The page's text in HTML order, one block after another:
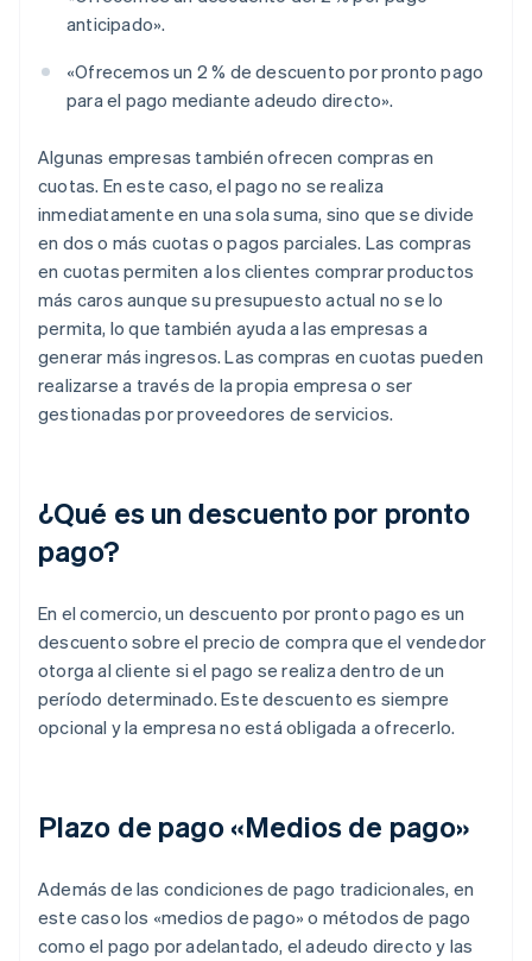
anticipado».
«Ofrecemos un 2 % de descuento por pronto pago
para el pago mediante adeudo directo».
Algunas empresas también ofrecen compras en
cuotas. En este caso, el pago no se realiza
inmediatamente en una sola suma, sino que se divide
en dos o más cuotas o pagos parciales. Las compras
en cuotas permiten a los clientes comprar productos
más caros aunque su presupuesto actual no se lo
permita, lo que también ayuda a las empresas a
generar más ingresos. Las compras en cuotas pueden
realizarse a través de la propia empresa o ser
gestionadas por proveedores de servicios.
¿Qué es un descuento por pronto
pago?
En el comercio, un descuento por pronto pago es un
descuento sobre el precio de compra que el vendedor
otorga al cliente si el pago se realiza dentro de un
período determinado. Este descuento es siempre
opcional y la empresa no está obligada a ofrecerlo.
Plazo de pago «Medios de pago»
Además de las condiciones de pago tradicionales, en
este caso los «medios de pago» o métodos de pago
como el pago por adelantado, el adeudo directo y las